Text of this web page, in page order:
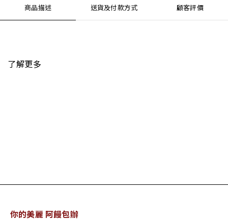
商品描述 送貨及付款方式 顧客評價
了解更多
你的美麗 阿饅包辦